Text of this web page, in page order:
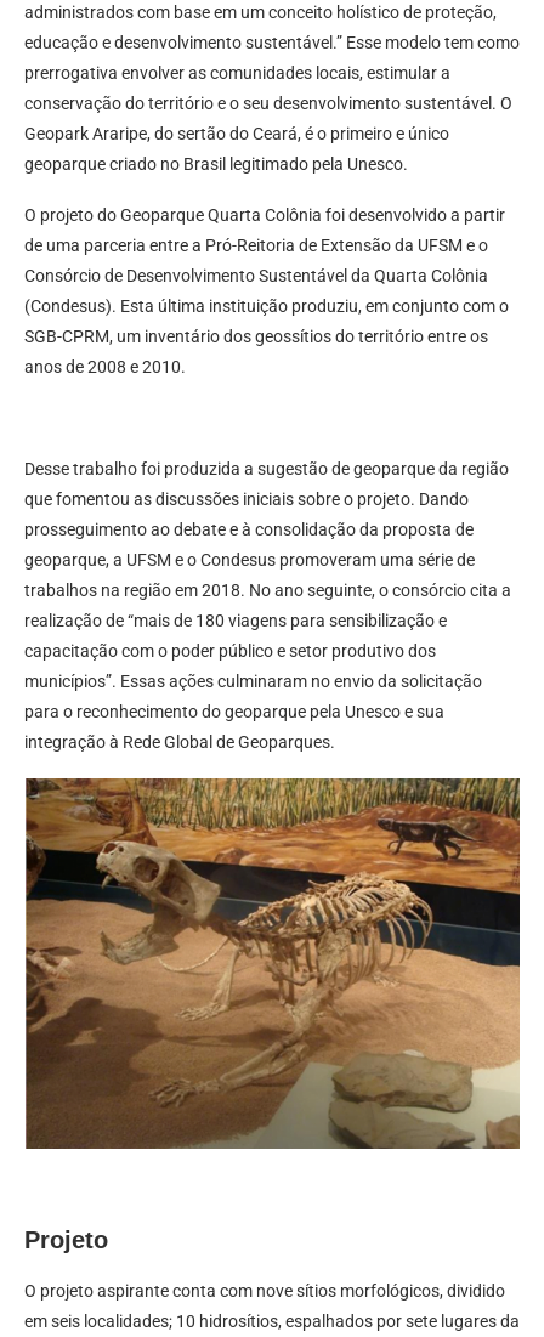
administrados com base em um conceito holístico de proteção,
educação e desenvolvimento sustentável.” Esse modelo tem como
prerrogativa envolver as comunidades locais, estimular a
conservação do território e o seu desenvolvimento sustentável. O
Geopark Araripe, do sertão do Ceará, é o primeiro e único
geoparque criado no Brasil legitimado pela Unesco.
O projeto do Geoparque Quarta Colônia foi desenvolvido a partir
de uma parceria entre a Pró-Reitoria de Extensão da UFSM e o
Consórcio de Desenvolvimento Sustentável da Quarta Colônia
(Condesus). Esta última instituição produziu, em conjunto com o
SGB-CPRM, um inventário dos geossítios do território entre os
anos de 2008 e 2010.
Desse trabalho foi produzida a sugestão de geoparque da região
que fomentou as discussões iniciais sobre o projeto. Dando
prosseguimento ao debate e à consolidação da proposta de
geoparque, a UFSM e o Condesus promoveram uma série de
trabalhos na região em 2018. No ano seguinte, o consórcio cita a
realização de “mais de 180 viagens para sensibilização e
capacitação com o poder público e setor produtivo dos
municípios”. Essas ações culminaram no envio da solicitação
para o reconhecimento do geoparque pela Unesco e sua
integração à Rede Global de Geoparques.
Projeto
O projeto aspirante conta com nove sítios morfológicos, dividido
em seis localidades; 10 hidrosítios, espalhados por sete lugares da